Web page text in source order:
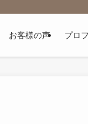
お客様の声 プロ